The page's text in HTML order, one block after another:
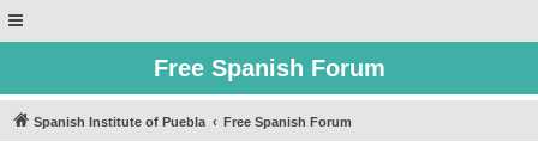
Free Spanish Forum
Spanish Institute of Puebla Free Spanish Forum